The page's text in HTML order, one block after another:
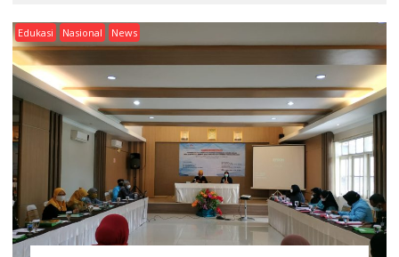
Edukasi Nasional News